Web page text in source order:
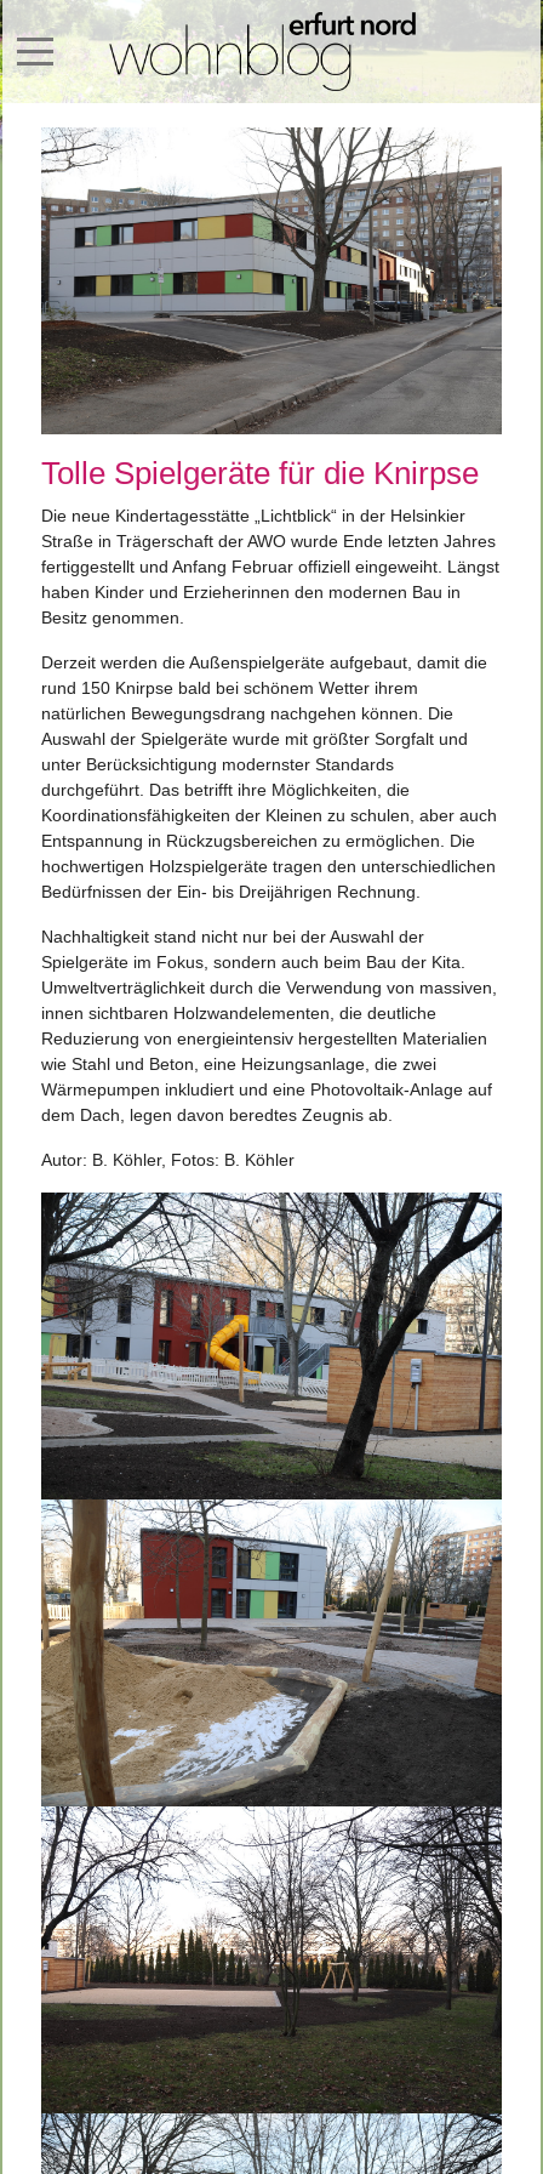
Mobile Menu Toggle
Tolle Spielgeräte für die Knirpse
Die neue Kindertagesstätte „Lichtblick“ in der Helsinkier
Straße in Trägerschaft der AWO wurde Ende letzten Jahres
fertiggestellt und Anfang Februar offiziell eingeweiht. Längst
haben Kinder und Erzieherinnen den modernen Bau in
Besitz genommen.
Derzeit werden die Außenspielgeräte aufgebaut, damit die
rund 150 Knirpse bald bei schönem Wetter ihrem
natürlichen Bewegungsdrang nachgehen können. Die
Auswahl der Spielgeräte wurde mit größter Sorgfalt und
unter Berücksichtigung modernster Standards
durchgeführt. Das betrifft ihre Möglichkeiten, die
Koordinationsfähigkeiten der Kleinen zu schulen, aber auch
Entspannung in Rückzugsbereichen zu ermöglichen. Die
hochwertigen Holzspielgeräte tragen den unterschiedlichen
Bedürfnissen der Ein- bis Dreijährigen Rechnung.
Nachhaltigkeit stand nicht nur bei der Auswahl der
Spielgeräte im Fokus, sondern auch beim Bau der Kita.
Umweltverträglichkeit durch die Verwendung von massiven,
innen sichtbaren Holzwandelementen, die deutliche
Reduzierung von energieintensiv hergestellten Materialien
wie Stahl und Beton, eine Heizungsanlage, die zwei
Wärmepumpen inkludiert und eine Photovoltaik-Anlage auf
dem Dach, legen davon beredtes Zeugnis ab.
Autor: B. Köhler, Fotos: B. Köhler